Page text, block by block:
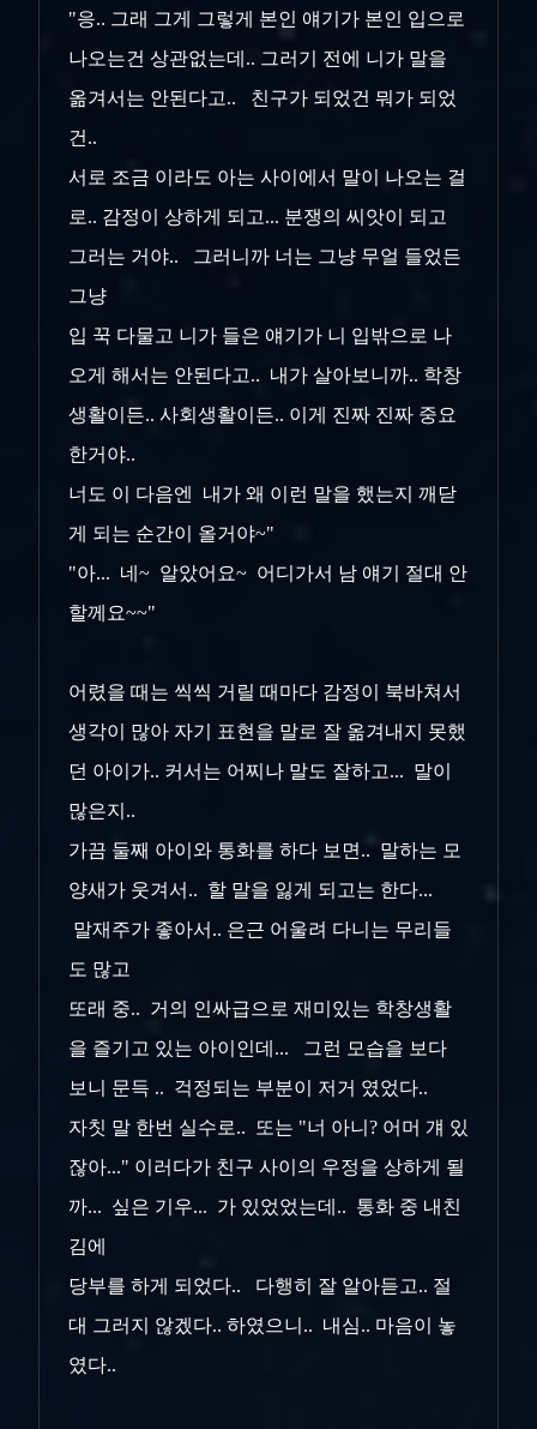
"응.. 그래 그게 그렇게 본인 얘기가 본인 입으로
나오는건 상관없는데.. 그러기 전에 니가 말을
옮겨서는 안된다고.. 친구가 되었건 뭐가 되었
건..
서로 조금 이라도 아는 사이에서 말이 나오는 걸
로.. 감정이 상하게 되고... 분쟁의 씨앗이 되고
그러는 거야.. 그러니까 너는 그냥 무얼 들었든
그냥
입 꾹 다물고 니가 들은 얘기가 니 입밖으로 나
오게 해서는 안된다고.. 내가 살아보니까.. 학창
생활이든.. 사회생활이든.. 이게 진짜 진짜 중요
한거야..
너도 이 다음엔 내가 왜 이런 말을 했는지 깨닫
게 되는 순간이 올거야~"
"아... 네~ 알았어요~ 어디가서 남 얘기 절대 안
할께요~~"
어렸을 때는 씩씩 거릴 때마다 감정이 북바쳐서
생각이 많아 자기 표현을 말로 잘 옮겨내지 못했
던 아이가.. 커서는 어찌나 말도 잘하고... 말이
많은지..
가끔 둘째 아이와 통화를 하다 보면.. 말하는 모
양새가 웃겨서.. 할 말을 잃게 되고는 한다...
말재주가 좋아서.. 은근 어울려 다니는 무리들
도 많고
또래 중.. 거의 인싸급으로 재미있는 학창생활
을 즐기고 있는 아이인데... 그런 모습을 보다
보니 문득 .. 걱정되는 부분이 저거 였었다..
자칫 말 한번 실수로.. 또는 "너 아니? 어머 걔 있
잖아..." 이러다가 친구 사이의 우정을 상하게 될
까... 싶은 기우... 가 있었었는데.. 통화 중 내친
김에
당부를 하게 되었다.. 다행히 잘 알아듣고.. 절
대 그러지 않겠다.. 하였으니.. 내심.. 마음이 놓
였다..